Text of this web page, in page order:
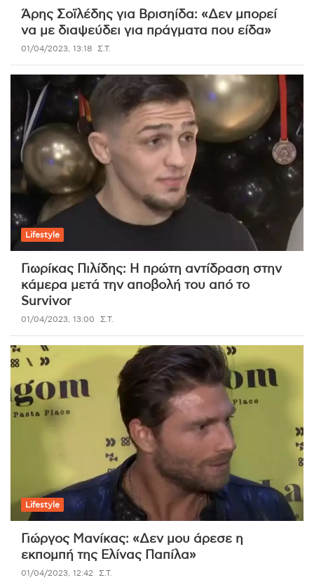
Άρης Σοϊλέδης για Βρισηίδα: «Δεν μπορεί
να με διαψεύδει για πράγματα που είδα»
01/04/2023, 13:18 Σ.Τ.
Lifestyle
Γιωρίκας Πιλίδης: Η πρώτη αντίδραση στην
κάμερα μετά την αποβολή του από το
Survivor
01/04/2023, 13:00 Σ.Τ.
Lifestyle
Γιώργος Μανίκας: «Δεν μου άρεσε η
εκπομπή της Ελίνας Παπίλα»
01/04/2023, 12:42 Σ.Τ.